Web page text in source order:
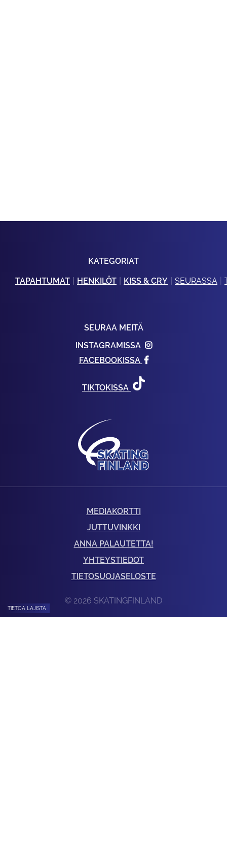
TIETOA LAJISTA
KATEGORIAT
TAPAHTUMAT HENKILÖT KISS & CRY SEURASSA
SEURAA MEITÄ
INSTAGRAMISSA
FACEBOOKISSA
TIKTOKISSA
MEDIAKORTTI
JUTTUVINKKI
ANNA PALAUTETTA!
YHTEYSTIEDOT
TIETOSUOJASELOSTE
© 2026 SKATINGFINLAND